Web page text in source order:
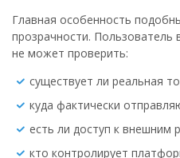
Главная особенность
прозрачности. Пользователь
не может проверить:
существует ли реальная
куда фактически
есть ли доступ к внешним
кто контролирует